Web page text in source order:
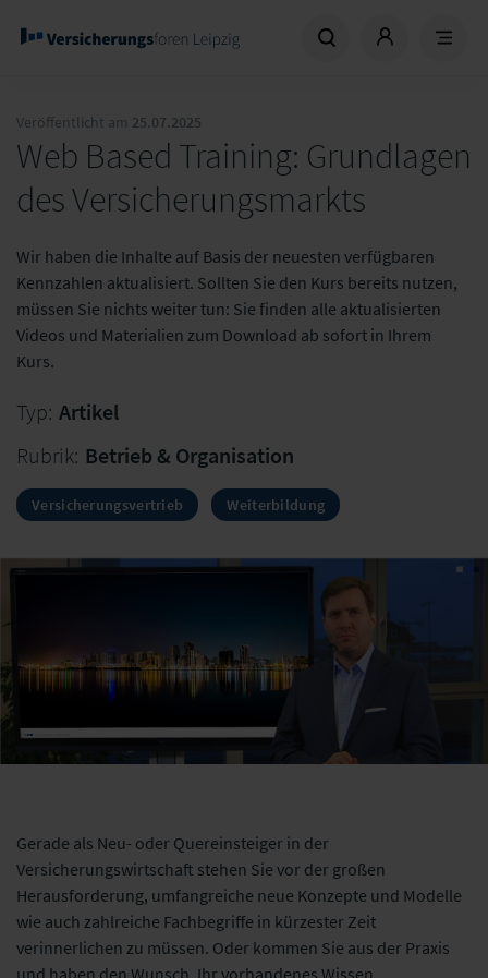
Veröffentlicht am 25.07.2025
Web Based Training: Grundlagen
des Versicherungsmarkts
Wir haben die Inhalte auf Basis der neuesten verfügbaren
Kennzahlen aktualisiert. Sollten Sie den Kurs bereits nutzen,
müssen Sie nichts weiter tun: Sie finden alle aktualisierten
Videos und Materialien zum Download ab sofort in Ihrem
Kurs.
Typ: Artikel
Rubrik: Betrieb & Organisation
Versicherungsvertrieb Weiterbildung
Gerade als Neu- oder Quereinsteiger in der
Versicherungswirtschaft stehen Sie vor der großen
Herausforderung, umfangreiche neue Konzepte und Modelle
wie auch zahlreiche Fachbegriffe in kürzester Zeit
verinnerlichen zu müssen. Oder kommen Sie aus der Praxis
und haben den Wunsch, Ihr vorhandenes Wissen